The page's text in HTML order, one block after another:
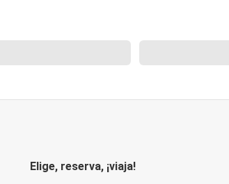
Elige, reserva, ¡viaja!